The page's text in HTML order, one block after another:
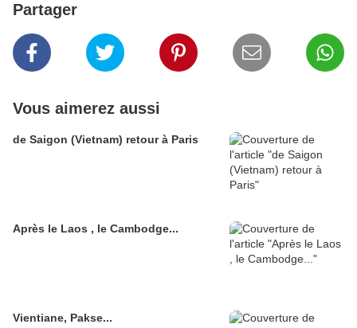
Partager
Vous aimerez aussi
de Saigon (Vietnam) retour à Paris
Après le Laos , le Cambodge...
Vientiane, Pakse...